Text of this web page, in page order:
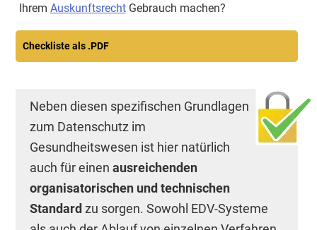
Ihrem AuskunftsrechtGebrauch machen?
Checkliste als .PDF
Neben diesen spezifischen Grundlagen
zum Datenschutz im
Gesundheitswesen ist hier natürlich
auch für einenausreichenden
organisatorischen und technischen
Standardzu sorgen. Sowohl EDV-Systeme